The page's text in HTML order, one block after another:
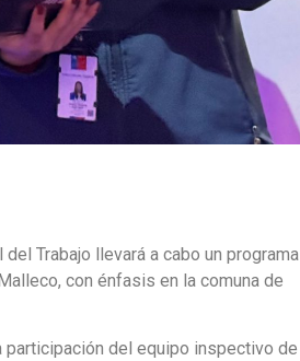
Trabajo llevará a cabo un programa
con énfasis en la comuna de
participación del equipo inspectivo de